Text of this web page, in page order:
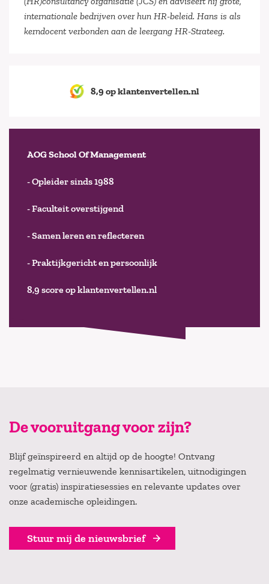
internationale bedrijven over hun HR-beleid. Hans is als
kerndocent verbonden aan de leergang HR-Strateeg.
8,9 op klantenvertellen.nl
AOG School Of Management
- Opleider sinds 1988
- Faculteit overstijgend
- Samen leren en reflecteren
- Praktijkgericht en persoonlijk
8,9 score op klantenvertellen.nl
De vooruitgang voor zijn?
Blijf geïnspireerd en altijd op de hoogte! Ontvang
regelmatig vernieuwende kennisartikelen, uitnodigingen
voor (gratis) inspiratiesessies en relevante updates over
onze academische opleidingen.
Stuur mij de nieuwsbrief